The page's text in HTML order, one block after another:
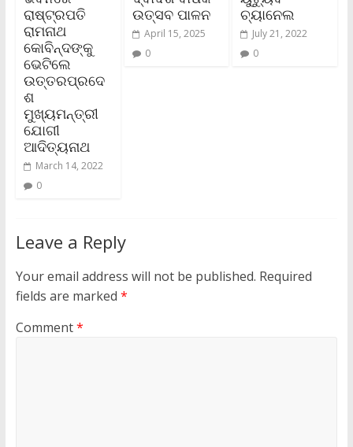
ରାଷ୍ଟ୍ରପତି
ରାମନାଥ
କୋବିନ୍ଦଙ୍କୁ
ଭେଟିଲେ
ଉତ୍ତରପ୍ରଦେ
ଶ
ମୁଖ୍ୟମନ୍ତ୍ରୀ
ଯୋଗୀ
ଆଦିତ୍ୟନାଥ
March 14, 2022
0
ଉତ୍ସବ ପାଳନ
April 15, 2025
0
ଚ୍ୟାନେଲ
July 21, 2022
0
Leave a Reply
Your email address will not be published. Required
fields are marked *
Comment*